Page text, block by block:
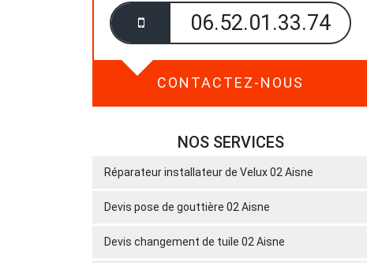
06.52.01.33.74
CONTACTEZ-NOUS
NOS SERVICES
Réparateur installateur de Velux 02 Aisne
Devis pose de gouttière 02 Aisne
Devis changement de tuile 02 Aisne